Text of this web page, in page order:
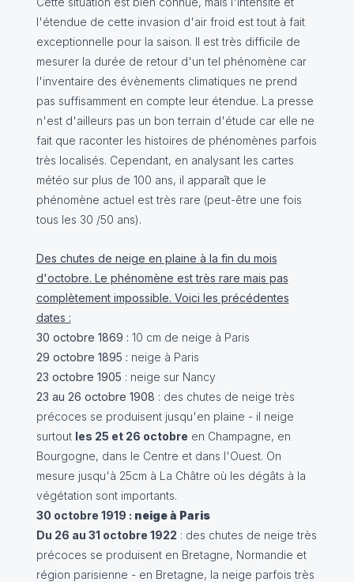
l'étendue de cette invasion d'air froid est tout à fait
exceptionnelle pour la saison. Il est très difficile de
mesurer la durée de retour d'un tel phénomène car
l'inventaire des évènements climatiques ne prend
pas suffisamment en compte leur étendue. La presse
n'est d'ailleurs pas un bon terrain d'étude car elle ne
fait que raconter les histoires de phénomènes parfois
très localisés. Cependant, en analysant les cartes
météo sur plus de 100 ans, il apparaît que le
phénomène actuel est très rare (peut-être une fois
tous les 30 /50 ans).
Des chutes de neige en plaine à la fin du mois
d'octobre. Le phénomène est très rare mais pas
complètement impossible. Voici les précédentes
dates :
30 octobre 1869 : 10 cm de neige à Paris
29 octobre 1895 : neige à Paris
23 octobre 1905 : neige sur Nancy
23 au 26 octobre 1908 : des chutes de neige très
précoces se produisent jusqu'en plaine - il neige
surtout les 25 et 26 octobre en Champagne, en
Bourgogne, dans le Centre et dans l'Ouest. On
mesure jusqu'à 25cm à La Châtre où les dégâts à la
végétation sont importants.
30 octobre 1919 : neige à Paris
Du 26 au 31 octobre 1922 : des chutes de neige très
précoces se produisent en Bretagne, Normandie et
région parisienne - en Bretagne, la neige parfois très